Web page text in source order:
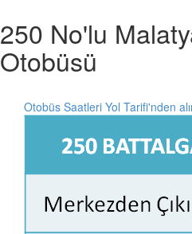
250 No'lu
Otobüsü
Otobüs Saatleri Yol Tarifi'nden